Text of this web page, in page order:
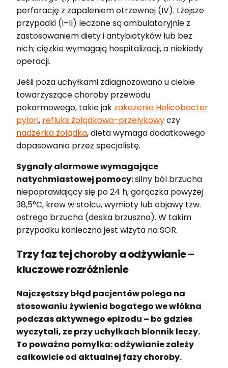
perforację z zapaleniem otrzewnej (IV). Lżejsze
przypadki (I–II) leczone są ambulatoryjnie z
zastosowaniem diety i antybiotyków lub bez
nich; ciężkie wymagają hospitalizacji, a niekiedy
operacji.
Jeśli poza uchyłkami zdiagnozowano u ciebie
towarzyszące choroby przewodu
pokarmowego, takie jak zakażenie Helicobacter
pylori, refluks żołądkowo-przełykowyczy
nadżerka żołądka, dieta wymaga dodatkowego
dopasowania przez specjalistę.
Sygnały alarmowe wymagające
natychmiastowej pomocy:silny ból brzucha
niepoprawiający się po 24 h, gorączka powyżej
38,5°C, krew w stolcu, wymioty lub objawy tzw.
ostrego brzucha (deska brzuszna). W takim
przypadku konieczna jest wizyta na SOR.
Trzy faz tej choroby a odżywianie –
kluczowe rozróżnienie
Najczęstszy błąd pacjentów polega na
stosowaniu żywienia bogatego we włókna
podczas aktywnego epizodu – bo gdzies
wyczytali, ze przy uchylkach blonnik leczy.
To poważna pomyłka: odżywianie zależy
całkowicie od aktualnej fazy choroby.